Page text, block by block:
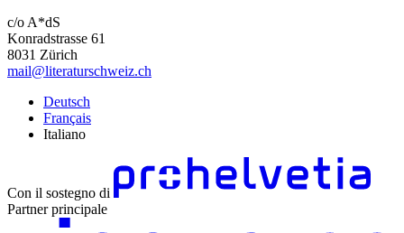
c/o A*dS
Konradstrasse 61
8031 Zürich
mail@literaturschweiz.ch
Deutsch
Français
Italiano
Con il sostegno di
Partner principale